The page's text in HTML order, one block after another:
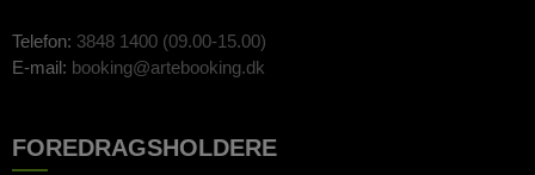
Telefon: 3848 1400 (09.00-15.00)
E-mail: booking@artebooking.dk
FOREDRAGSHOLDERE